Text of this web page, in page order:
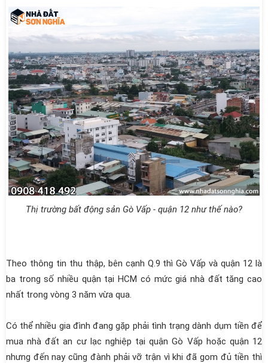
Thị trường bất động sản Gò Vấp - quận 12 như thế nào?
Theo thông tin thu thập, bên cạnh Q.9 thì Gò Vấp và quận 12 là
ba trong số nhiều quận tại HCM có mức giá nhà đất tăng cao
nhất trong vòng 3 năm vừa qua.
Có thể nhiều gia đình đang gặp phải tình trạng dành dụm tiền để
mua nhà đất an cư lạc nghiệp tại quận Gò Vấp hoặc quận 12
nhưng đến nay cũng đành phải vỡ trận vì khi đã gom đủ tiền thì